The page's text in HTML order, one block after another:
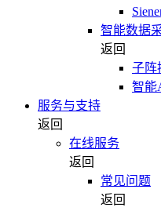
智能数据
返回
子阵
智能
服务与支持
返回
在线服务
返回
常见问题
返回